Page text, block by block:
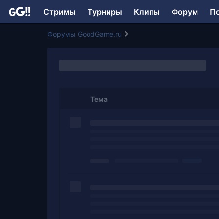
Стримы Турниры Клипы Форум
Форумы GoodGame.ru
Тема